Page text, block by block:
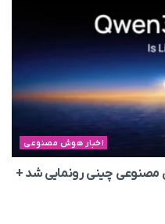
اخبار هوش مصنوعی
مصنوعی چینی رونمایی شد +